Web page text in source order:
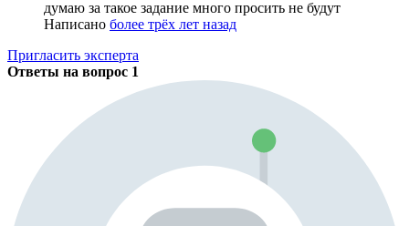
думаю за такое задание много просить не будут
Написано более трёх лет назад
Пригласить эксперта
Ответы на вопрос 1